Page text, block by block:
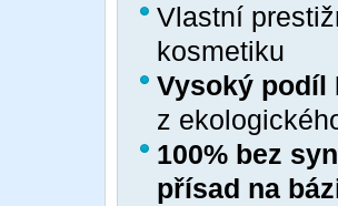
Vlastní
kosmetiku
Vysoký podíl
z
100% bez
přísad na